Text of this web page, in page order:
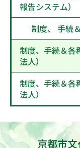
報告システム）
制度、 手続
制度、手続＆各
法人）
制度、手続＆各
法人）
京都市